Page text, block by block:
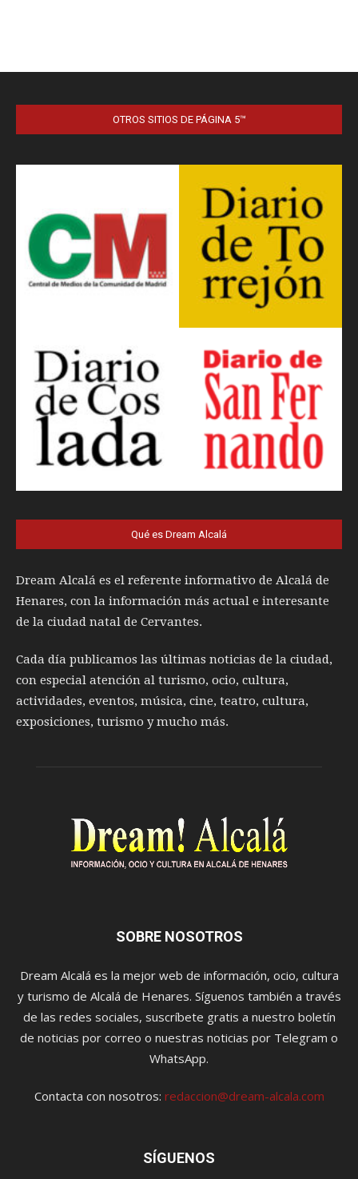
OTROS SITIOS DE PÁGINA 5™
Qué es Dream Alcalá
Dream Alcalá es el referente informativo de Alcalá de
Henares, con la información más actual e interesante
de la ciudad natal de Cervantes.
Cada día publicamos las últimas noticias de la ciudad,
con especial atención al turismo, ocio, cultura,
actividades, eventos, música, cine, teatro, cultura,
exposiciones, turismo y mucho más.
SOBRE NOSOTROS
Dream Alcalá es la mejor web de información, ocio, cultura
y turismo de Alcalá de Henares. Síguenos también a través
de las redes sociales, suscríbete gratis a nuestro boletín
de noticias por correo o nuestras noticias por Telegram o
WhatsApp.
Contacta con nosotros: redaccion@dream-alcala.com
SÍGUENOS